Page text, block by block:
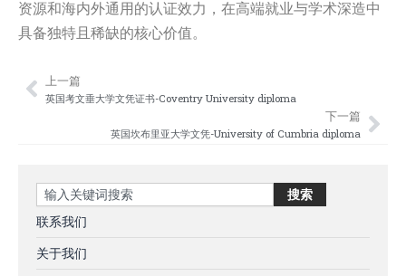
资源和海内外通用的认证效力，在高端就业与学术深造中
具备独特且稀缺的核心价值。
Prev
上一篇
英国考文垂大学文凭证书-Coventry University diploma
下一篇
英国坎布里亚大学文凭-University of Cumbria diploma
Search 搜索
联系我们
关于我们